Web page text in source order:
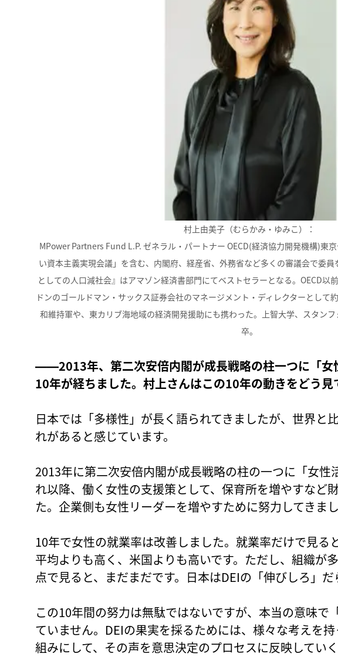
村上由美子（むらかみ・ゆみこ）：
MPower Partners Fund L.P. ゼネラル・パートナー OECD(経済協力開発機構)東
い資本主義実現会議」を含む、内閣府、経産省、外務省など多くの審議会で委
としての人口減社会』はアマゾン経済書部門にてベストセラーとなる。OECD以
ドンのゴールドマン・サックス証券会社のマネージメント・ディレクターとして
和維持軍や、東カリブ海地域の経済開発援助にも携わった。上智大学、スタン
卒。
――2013年、第二次安倍内閣が成長戦略の柱一つに「女
10年が経ちました。村上さんはこの10年の動きをどう見
日本では「多様性」が長く語られてきましたが、世界と
れがあると感じています。
2013年に第二次安倍内閣が成長戦略の柱の一つに「女性
れ以降、働く女性の支援策として、保育所を増やすなど
た。企業側も女性リーダーを増やすために努力してきまし
10年で女性の就業率は改善しました。就業率だけで見る
平均よりも高く、米国よりも高いです。ただし、組織が
点で見ると、まだまだです。日本はDEIの「伸びしろ」だ
この10年間の努力は無駄ではないですが、本当の意味で
ていません。DEIの果実を採るためには、様々な考えを
組みにして、その声を意思決定のプロセスに反映していく